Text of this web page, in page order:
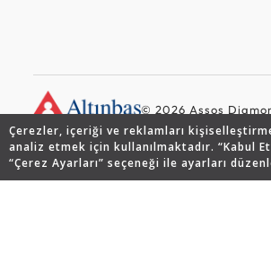
Çerezler, içeriği ve reklamları
analiz etmek için kullanılmaktadır. “Kabul
“Çerez Ayarları” seçeneği ile ayarları
© 2026 Assos